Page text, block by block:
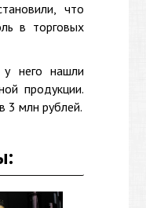
что
в торговых
него нашли
продукции.
3 млн рублей.